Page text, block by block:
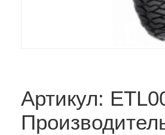
Артикул: